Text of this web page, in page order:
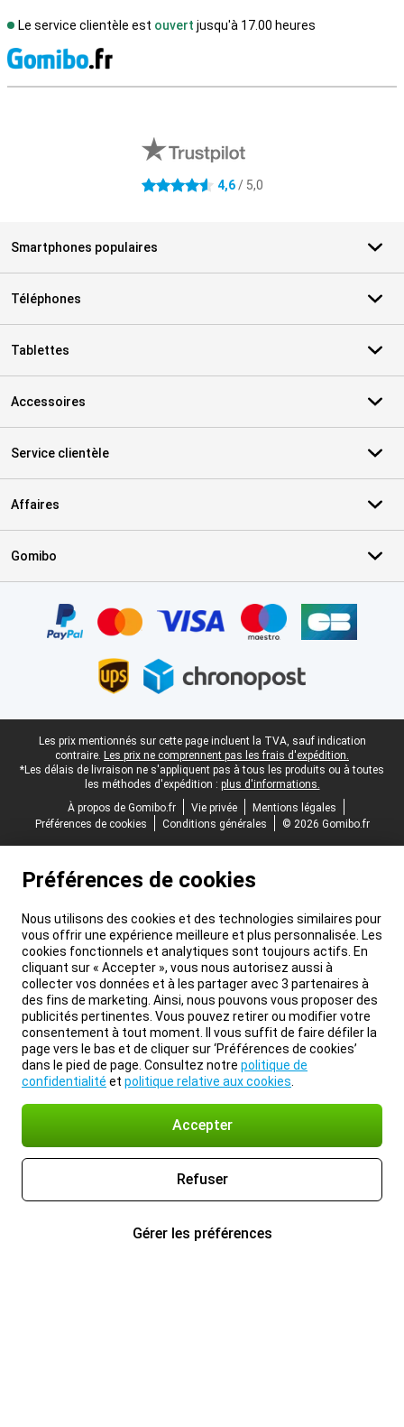
Le service clientèle est ouvert jusqu'à 17.00 heures
4.6 étoiles 4,6/ 5,0
Smartphones populaires
Téléphones
Tablettes
Accessoires
Service clientèle
Affaires
Gomibo
Pied-de-page légal
Les prix mentionnés sur cette page incluent la TVA, sauf indication
contraire. Les prix ne comprennent pas les frais d'expédition.
*Les délais de livraison ne s'appliquent pas à tous les produits ou à toutes
les méthodes d'expédition : plus d'informations.
À propos de Gomibo.fr
Vie privée
Mentions légales
Préférences de cookies
Conditions générales © 2026 Gomibo.fr
Préférences de cookies
Nous utilisons des cookies et des technologies similaires pour
vous offrir une expérience meilleure et plus personnalisée. Les
cookies fonctionnels et analytiques sont toujours actifs. En
cliquant sur « Accepter », vous nous autorisez aussi à
collecter vos données et à les partager avec 3 partenaires à
des fins de marketing. Ainsi, nous pouvons vous proposer des
publicités pertinentes. Vous pouvez retirer ou modifier votre
consentement à tout moment. Il vous suffit de faire défiler la
page vers le bas et de cliquer sur ‘Préférences de cookies’
dans le pied de page. Consultez notre politique de
confidentialité et politique relative aux cookies
Accepter
Refuser
Gérer les préférences